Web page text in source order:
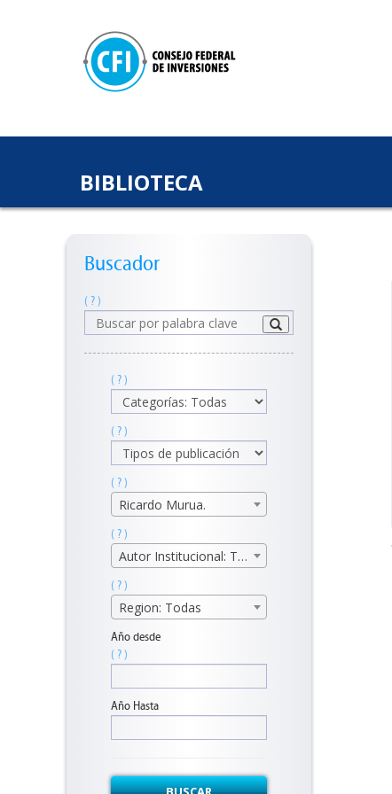
BIBLIOTECA
Buscador
( ? )
( ? )
( ? )
( ? )
Ricardo Murua.
( ? )
Autor Institucional: Todos
( ? )
Region: Todas
Año desde
( ? )
Año Hasta